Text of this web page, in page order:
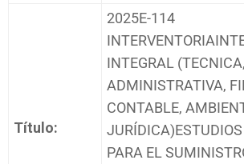
Título:
2025E-114
INTEGRAL (TECNICA,
ADMINISTRATIVA,
CONTABLE,
PARA EL